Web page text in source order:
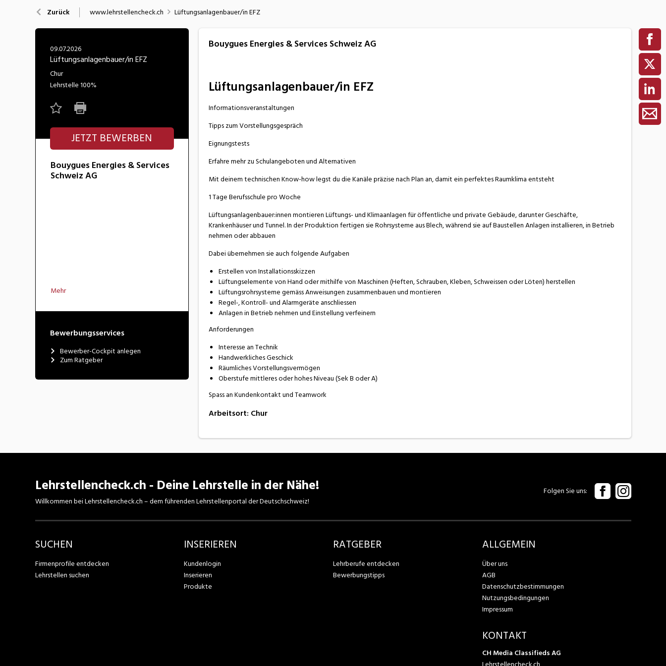
Nahrung
Wirtschaft/Verwaltung
Zurück www.lehrstellencheck.ch Lüftungsanlagenbauer/in EFZ
09.07.2026
Lüftungsanlagenbauer/in EFZ
Chur
Lehrstelle100%
JETZT BEWERBEN
Bouygues Energies & Services
Schweiz AG
Mehr
Bewerbungsservices
Bewerber-Cockpit anlegen
Zum Ratgeber
Bouygues Energies & Services Schweiz AG
Lüftungsanlagenbauer/in EFZ
Informationsveranstaltungen
Tipps zum Vorstellungsgespräch
Eignungstests
Erfahre mehr zu Schulangeboten und Alternativen
Mit deinem technischen Know-how legst du die Kanäle präzise nach Plan an, damit ein perfektes Raumklima entsteht
1 Tage Berufsschule pro Woche
Lüftungsanlagenbauer:innen montieren Lüftungs- und Klimaanlagen für öffentliche und private Gebäude, darunter Geschäfte,
Krankenhäuser und Tunnel. In der Produktion fertigen sie Rohrsysteme aus Blech, während sie auf Baustellen Anlagen installieren, in Betrieb
nehmen oder abbauen
Dabei übernehmen sie auch folgende Aufgaben
Erstellen von Installationsskizzen
Lüftungselemente von Hand oder mithilfe von Maschinen (Heften, Schrauben, Kleben, Schweissen oder Löten) herstellen
Lüftungsrohrsysteme gemäss Anweisungen zusammenbauen und montieren
Regel-, Kontroll- und Alarmgeräte anschliessen
Anlagen in Betrieb nehmen und Einstellung verfeinern
Anforderungen
Interesse an Technik
Handwerkliches Geschick
Räumliches Vorstellungsvermögen
Oberstufe mittleres oder hohes Niveau (Sek B oder A)
Spass an Kundenkontakt und Teamwork
Arbeitsort: Chur
Lehrstellencheck.ch - Deine Lehrstelle in der Nähe!
Willkommen bei Lehrstellencheck.ch – dem führenden Lehrstellenportal der Deutschschweiz!
Folgen Sie uns
SUCHEN
Firmenprofile entdecken
Lehrstellen suchen
INSERIEREN
Kundenlogin
Inserieren
Produkte
RATGEBER
Lehrberufe entdecken
Bewerbungstipps
ALLGEMEIN
Über uns
AGB
Datenschutzbestimmungen
Nutzungsbedingungen
Impressum
KONTAKT
CH Media Classifieds AG